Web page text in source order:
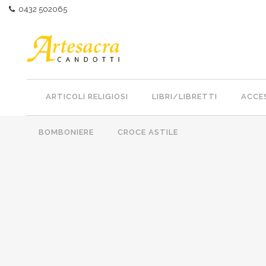
0432 502065
ARTICOLI RELIGIOSI LIBRI/LIBRETTI
BOMBONIERE CROCE ASTILE